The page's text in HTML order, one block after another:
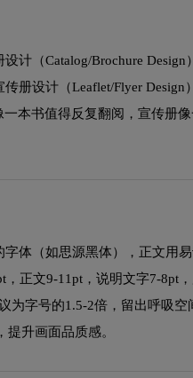
计（Catalog/Brochure
册设计（Leaflet/Flyer
本书值得反复翻阅，宣传册
（如思源黑体），正文用
正文9-11pt，说明文字7-
字号的1.5-2倍，留出呼吸
升画面品质感。